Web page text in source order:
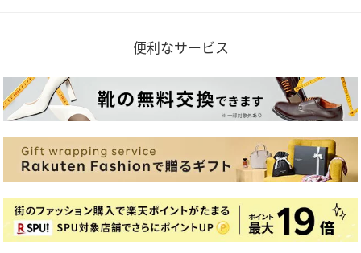
便利なサービス